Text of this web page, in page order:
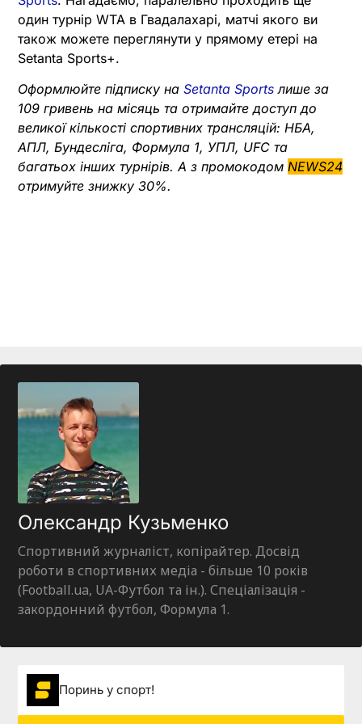
один турнір WTA в Гвадалахарі, матчі якого ви
також можете переглянути у прямому етері на
Setanta Sports+.
Оформлюйте підписку на Setanta Sports лише за
109 гривень на місяць та отримайте доступ до
великої кількості спортивних трансляцій: НБА,
АПЛ, Бундесліга, Формула 1, УПЛ, UFC та
багатьох інших турнірів. А з промокодом NEWS24
отримуйте знижку 30%.
Олександр Кузьменко
Спортивний журналіст, копірайтер. Досвід
роботи в спортивних медіа - більше 10 років
(Football.ua, UA-Футбол та ін.). Спеціалізація -
закордонний футбол, Формула 1.
Поринь у спорт!